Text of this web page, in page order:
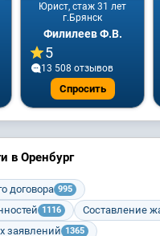
Юрист, стаж 31 лет
г.Брянск
Филилеев Ф.В.
5
13 508 отзывов
Спросить
в Оренбург
договора 995
1116 Составление
заявлений 1365